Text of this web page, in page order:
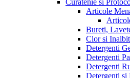
Curatenie si
Articole
Bureti,
Clor si
Detergenti
Detergenti
Detergenti
Detergenti si